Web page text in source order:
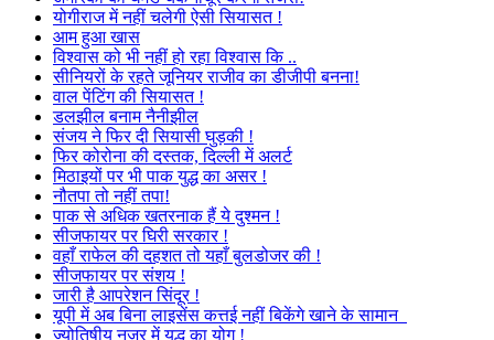
योगीराज में नहीं चलेगी ऐसी सियासत !
आम हुआ खास
विश्वास को भी नहीं हो रहा विश्वास कि ..
सीनियरों के रहते जूनियर राजीव का डीजीपी बनना!
वाल पेंटिंग की सियासत !
डलझील बनाम नैनीझील
संजय ने फिर दी सियासी घुड़की !
फिर कोरोना की दस्तक, दिल्ली में अलर्ट
मिठाइयों पर भी पाक युद्ध का असर !
नौतपा तो नहीं तपा!
पाक से अधिक खतरनाक हैं ये दुश्मन !
सीजफायर पर घिरी सरकार !
वहाँ राफेल की दहशत तो यहाँ बुलडोजर की !
सीजफायर पर संशय !
जारी है आपरेशन सिंदूर !
यूपी में अब बिना लाइसेंस कत्तई नहीं बिकेंगे खाने के सामान
ज्योतिषीय नजर में युद्ध का योग !